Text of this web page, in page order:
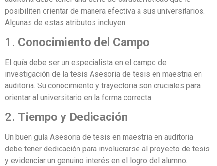
posibiliten orientar de manera efectiva a sus universitarios.
Algunas de estas atributos incluyen:
1. Conocimiento del Campo
El guía debe ser un especialista en el campo de
investigación de la tesis Asesoria de tesis en maestria en
auditoria. Su conocimiento y trayectoria son cruciales para
orientar al universitario en la forma correcta.
2. Tiempo y Dedicación
Un buen guía Asesoria de tesis en maestria en auditoria
debe tener dedicación para involucrarse al proyecto de tesis
y evidenciar un genuino interés en el logro del alumno.